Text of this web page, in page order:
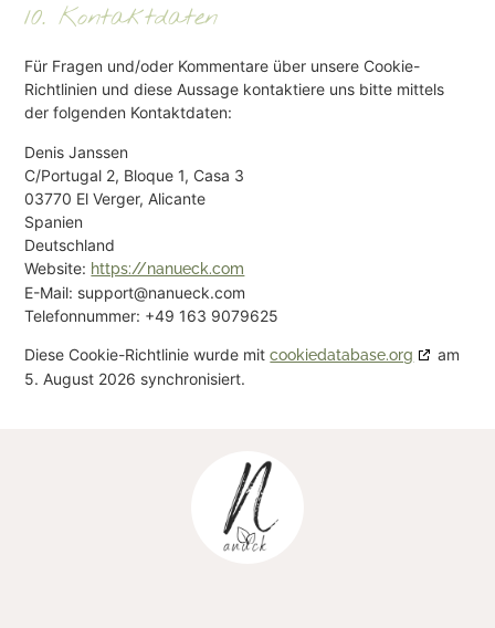
10. Kontaktdaten
Für Fragen und/oder Kommentare über unsere Cookie-
Richtlinien und diese Aussage kontaktiere uns bitte mittels
der folgenden Kontaktdaten:
Denis Janssen
C/Portugal 2, Bloque 1, Casa 3
03770 El Verger, Alicante
Spanien
Deutschland
Website: https://nanueck.com
E-Mail: support@nanueck.com
Telefonnummer: +49 163 9079625
Diese Cookie-Richtlinie wurde mitcookiedatabase.org
am
5. August 2026 synchronisiert.